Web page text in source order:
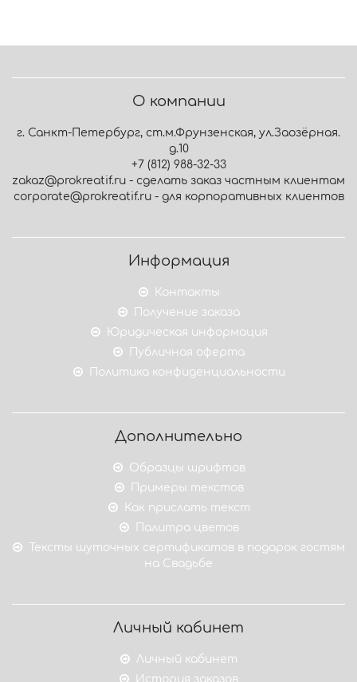
О компании
г. Санкт-Петербург, ст.м.Фрунзенская, ул.Заозёрная.
д.10
+7 (812) 988-32-33
zakaz@prokreatif.ru - сделать заказ частным клиентам
corporate@prokreatif.ru - для корпоративных клиентов
Информация
Контакты
Получение заказа
Юридическая информация
Публичная оферта
Политика конфиденциальности
Дополнительно
Образцы шрифтов
Примеры текстов
Как прислать текст
Палитра цветов
Тексты шуточных сертификатов в подарок гостям
на Свадьбе
Личный кабинет
Личный кабинет
История заказов